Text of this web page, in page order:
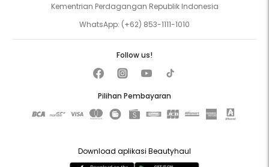
Kementrian Perdagangan Republik Indonesia
WhatsApp: (+62) 853-1111-1010
Pilihan Pembayaran
Follow us!
Download aplikasi Beautyhaul